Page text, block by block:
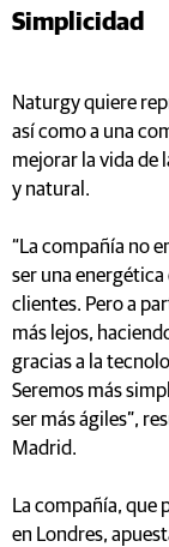
Simplicidad
Naturgy quiere
así como a una
mejorar la vida de
y natural.
“La compañía no
ser una
clientes. Pero a
más lejos,
gracias a la
Seremos más
ser más ágiles”,
Madrid.
La compañía, que
en Londres,